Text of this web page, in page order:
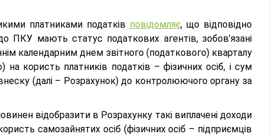
платниками податків повідомляє, що відповідно
ПКУ мають статус податкових агентів, зобов’язані
календарним днем звітного (податкового) кварталу
користь платників податків – фізичних осіб, і сум
(далі – Розрахунок) до контролюючого органу за
відобразити в Розрахунку такі виплачені доходи
самозайнятих осіб (фізичних осіб – підприємців